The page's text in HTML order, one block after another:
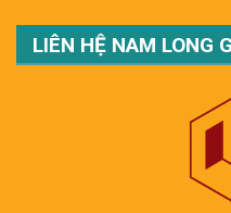
LIÊN HỆ NAM LONG